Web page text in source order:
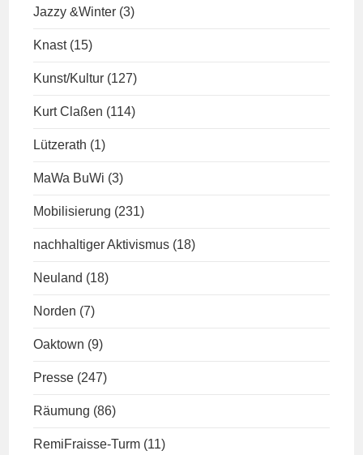
Jazzy &Winter (3)
Knast (15)
Kunst/Kultur (127)
Kurt Claßen (114)
Lützerath (1)
MaWa BuWi (3)
Mobilisierung (231)
nachhaltiger Aktivismus (18)
Neuland (18)
Norden (7)
Oaktown (9)
Presse (247)
Räumung (86)
RemiFraisse-Turm (11)